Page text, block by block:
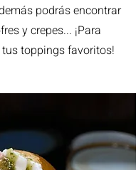
podrás encontrar
y crepes... ¡Para
toppings favoritos!